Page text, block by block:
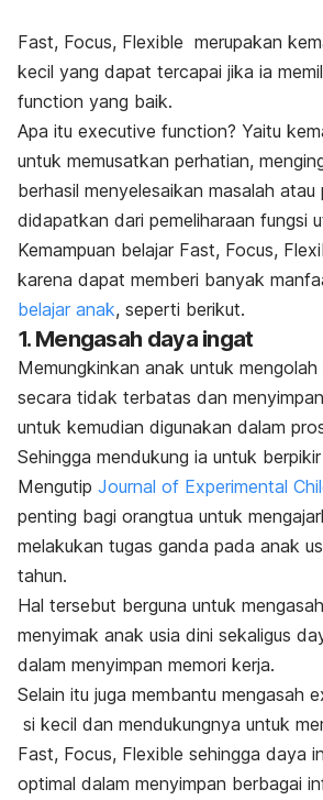
Fast, Focus, Flexible merupakan
kecil yang dapat tercapai jika ia
function yang baik.
Apa itu executive function? Yaitu
untuk memusatkan perhatian,
berhasil menyelesaikan masalah atau
didapatkan dari pemeliharaan fungsi
Kemampuan belajar Fast, Focus,
karena dapat memberi banyak
belajar anak, seperti berikut.
1. Mengasah daya ingat
Memungkinkan anak untuk mengolah
secara tidak terbatas dan
untuk kemudian digunakan dalam
Sehingga mendukung ia untuk
Mengutip Journal of Experimental
penting bagi orangtua untuk
melakukan tugas ganda pada anak
tahun.
Hal tersebut berguna untuk
menyimak anak usia dini sekaligus
dalam menyimpan memori kerja.
Selain itu juga membantu mengasah
si kecil dan mendukungnya untuk
Fast, Focus, Flexible sehingga daya
optimal dalam menyimpan berbagai